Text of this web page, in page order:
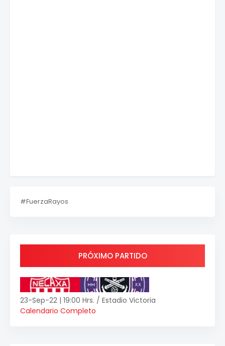
#FuerzaRayos
PRÓXIMO PARTIDO
23-Sep-22 | 19:00 Hrs. / Estadio Victoria
Calendario Completo